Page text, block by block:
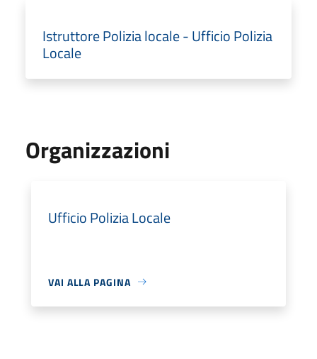
Istruttore Polizia locale - Ufficio Polizia
Locale
Organizzazioni
Ufficio Polizia Locale
VAI ALLA PAGINA